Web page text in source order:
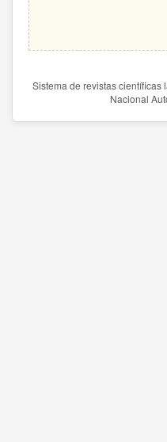
Sistema de revistas
Nacional